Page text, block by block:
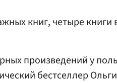
книг, четыре
произведений у
бестселлер